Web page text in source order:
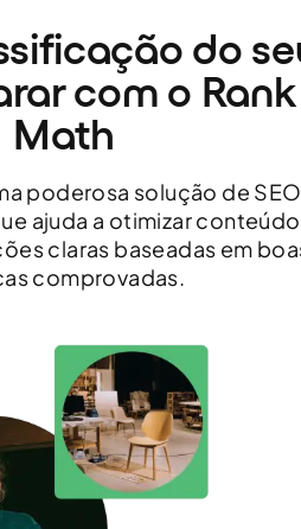
do
com o Rank
Math
poderosa solução de SEO
ajuda a otimizar
claras baseadas em
comprovadas.